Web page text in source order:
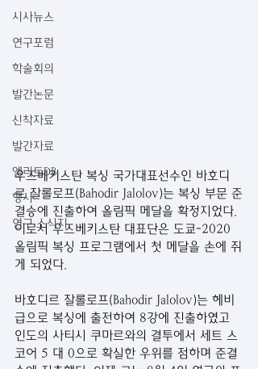
시사뉴스
연구포럼
학술회의
발간논문
신착자료
발간자료
엘리트DB
행사
연구 소식지
우즈베키스탄 복싱 국가대표선수인 바호디
르 잘롤로프(Bahodir Jalolov)는 복싱 부문 준
결승에 진출하여 올림픽 메달을 확정지었다.
이로서 우즈베키스탄 대표단은 도쿄-2020
올림픽 복싱 프로그램에서 첫 메달을 손에 쥐
게 되었다.
바호디르 잘롤로프(Bahodir Jalolov)는 헤비
급으로 복싱에 출전하여 8강에 진출하였고
인도의 사티시 쿠마르와의 결투에서 세트 스
코어 5 대 0으로 확실한 우위를 점하며 준결